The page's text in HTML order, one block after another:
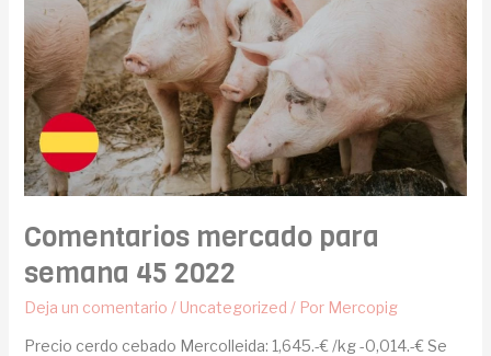
Comentarios mercado para
semana 45 2022
Deja un comentario / Uncategorized / Por Mercopig
Precio cerdo cebado Mercolleida: 1,645.-€ /kg -0,014.-€ Se